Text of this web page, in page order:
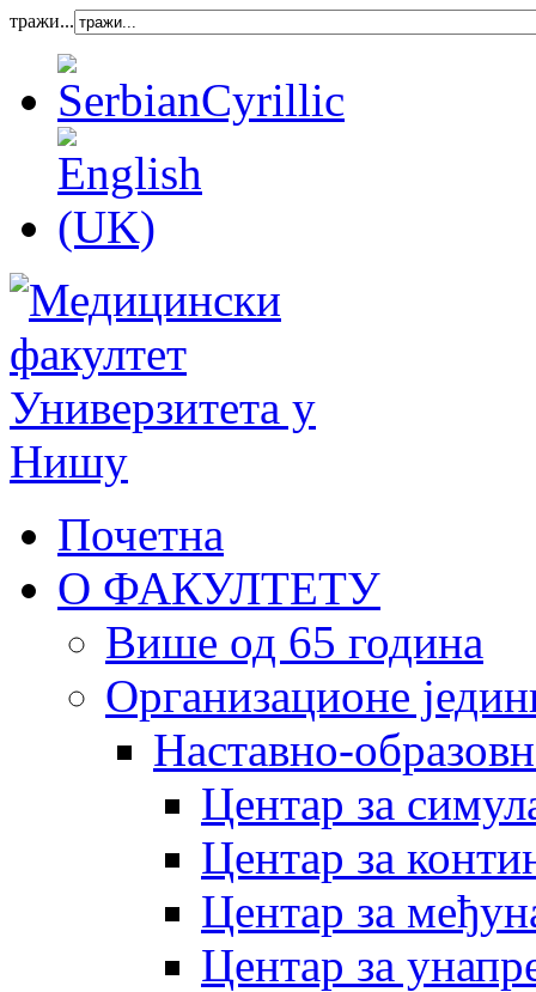
тражи...
Почетна
О ФАКУЛТЕТУ
Више од 65 година
Организационе
Наставно-
Центар за
Центар за
Центар за
Центар за